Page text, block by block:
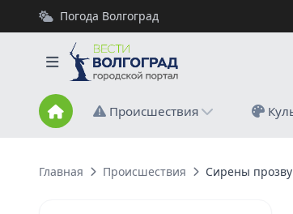
Погода Волгоград
Происшествия
Главная Происшествия Сирены